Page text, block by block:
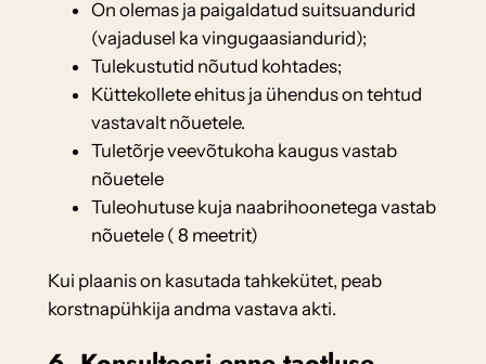
On olemas ja paigaldatud suitsuandurid
(vajadusel ka vingugaasiandurid);
Tulekustutid nõutud kohtades;
Küttekollete ehitus ja ühendus on tehtud
vastavalt nõuetele.
Tuletõrje veevõtukoha kaugus vastab
nõuetele
Tuleohutuse kuja naabrihoonetega vastab
nõuetele ( 8 meetrit)
Kui plaanis on kasutada tahkekütet, peab
korstnapühkija andma vastava akti.